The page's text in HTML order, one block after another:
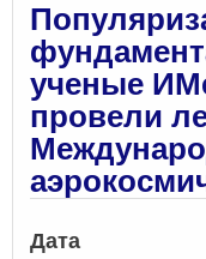
ученые
провели
Дата